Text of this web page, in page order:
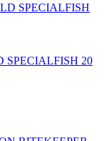
SPECIALFISH 20